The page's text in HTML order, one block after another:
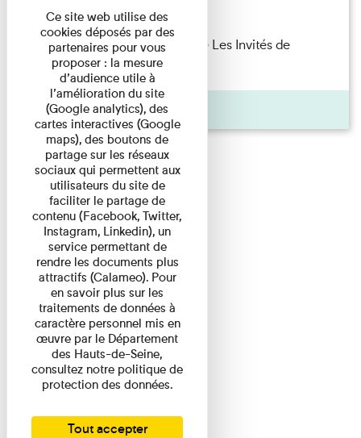
Lecture
Marie Cosnay — Toi et ton frère Les Invités de
l'Imprimerie n°10 À ...
Pages
Ce site web utilise des
cookies déposés par des
partenaires pour vous
proposer : la mesure
d’audience utile à
l’amélioration du site
(Google analytics), des
cartes interactives (Google
maps), des boutons de
partage sur les réseaux
sociaux qui permettent aux
utilisateurs du site de
faciliter le partage de
contenu (Facebook, Twitter,
Instagram, Linkedin), un
service permettant de
rendre les documents plus
attractifs (Calameo). Pour
en savoir plus sur les
traitements de données à
caractère personnel mis en
œuvre par le Département
des Hauts-de-Seine,
consultez notre politique de
protection des données.
Tout accepter